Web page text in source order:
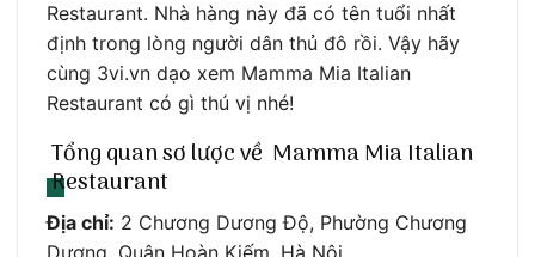
Restaurant. Nhà hàng này đã có tên tuổi nhất
định trong lòng người dân thủ đô rồi. Vậy hãy
cùng 3vi.vn dạo xem Mamma Mia Italian
Restaurant có gì thú vị nhé!
Tổng quan sơ lược về Mamma Mia Italian
Restaurant
Địa chỉ: 2 Chương Dương Độ, Phường Chương